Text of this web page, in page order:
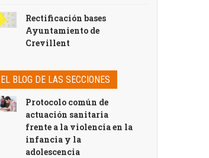
Rectificación bases
Ayuntamiento de
Crevillent
EL BLOG DE LAS SECCIONES
Protocolo común de
actuación sanitaria
frente a la violencia en la
infancia y la
adolescencia